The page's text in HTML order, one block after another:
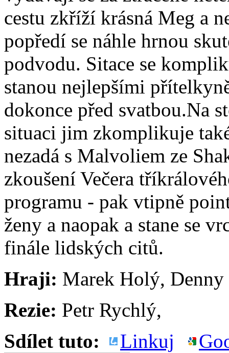
cestu zkříží krásná Meg a
popředí se náhle hrnou
podvodu. Sitace se
stanou nejlepšími
dokonce před svatbou.Na
situaci jim zkomplikuje
nezadá s Malvoliem ze
zkoušení Večera
programu - pak vtipně
ženy a naopak a stane se
finále lidských citů.
Hraji: Marek Holý,
Rezie: Petr Rychlý,
Sdílet tuto:
Linkuj